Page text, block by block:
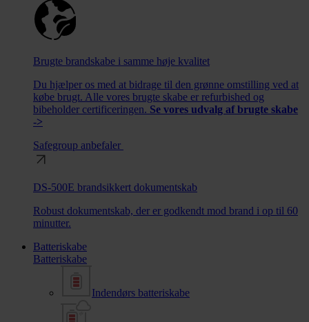
Brugte brandskabe i samme høje kvalitet
Du hjælper os med at bidrage til den grønne omstilling ved at
købe brugt. Alle vores brugte skabe er refurbished og
bibeholder certificeringen. Se vores udvalg af brugte skabe
->
Safegroup anbefaler
DS-500E brandsikkert dokumentskab
Robust dokumentskab, der er godkendt mod brand i op til 60
minutter.
Batteriskabe
Batteriskabe
Indendørs batteriskabe